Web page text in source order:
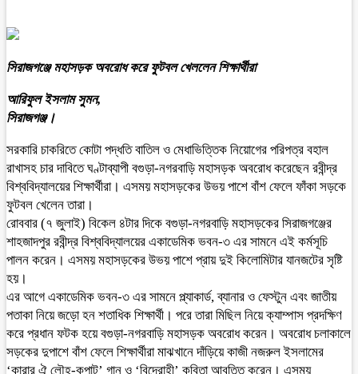
সিরাজগঞ্জে মহাসড়ক অবরোধ করে ফুটবল খেললেন শিক্ষার্থীরা
আরিফুল ইসলাম সুমন,
সিরাজগঞ্জ।
সরকারি চাকরিতে কোটা পদ্ধতি বাতিল ও মেধাভিত্তিক নিয়োগের পরিপত্র বহাল
রাখাসহ চার দাবিতে ঘণ্টাব্যাপী বগুড়া-নগরবাড়ি মহাসড়ক অবরোধ করেছেন রবীন্দ্র
বিশ্ববিদ্যালয়ের শিক্ষার্থীরা। এসময় মহাসড়কের উভয় পাশে বাঁশ ফেলে ফাঁকা সড়কে
ফুটবল খেলেন তারা।
রোববার (৭ জুলাই) বিকেল ৪টার দিকে বগুড়া-নগরবাড়ি মহাসড়কের সিরাজগঞ্জের
শাহজাদপুর রবীন্দ্র বিশ্ববিদ্যালয়ের একাডেমিক ভবন-৩ এর সামনে এই কর্মসূচি
পালন করেন। এসময় মহাসড়কের উভয় পাশে প্রায় দুই কিলোমিটার যানজটের সৃষ্টি
হয়।
এর আগে একাডেমিক ভবন-৩ এর সামনে প্ল্যাকার্ড, ব্যানার ও ফেস্টুন এবং জাতীয়
পতাকা নিয়ে জড়ো হন শতাধিক শিক্ষার্থী। পরে তারা মিছিল নিয়ে ক্যাম্পাস প্রদক্ষিণ
করে প্রধান ফটক হয়ে বগুড়া-নগরবাড়ি মহাসড়ক অবরোধ করেন। অবরোধ চলাকালে
সড়কের দুপাশে বাঁশ ফেলে শিক্ষার্থীরা মাঝখানে দাঁড়িয়ে কাজী নজরুল ইসলামের
‘কারার ঐ লৌহ-কপাট’ গান ও ‘বিদ্রোহী’ কবিতা আবৃত্তি করেন। এসময়